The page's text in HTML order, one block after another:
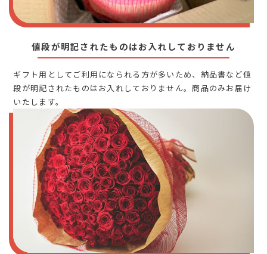
値段が明記されたものはお入れしておりません
ギフト用としてご利用になられる方が多いため、納品書など値
段が明記されたものはお入れしておりません。商品のみお届け
いたします。